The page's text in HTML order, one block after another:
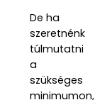
De ha
szeretnénk
túlmutatni
a
szükséges
minimumon,